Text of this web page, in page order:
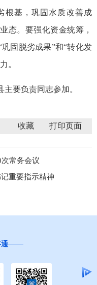
根基，巩固水质改善成
态。要强化资金统筹，
固脱劣成果”和“转化发
。
要负责同志参加。
收藏
常务会议
重要指示精神